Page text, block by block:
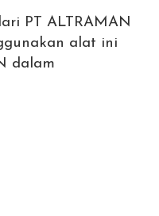
PT ALTRAMAN
alat ini
dalam